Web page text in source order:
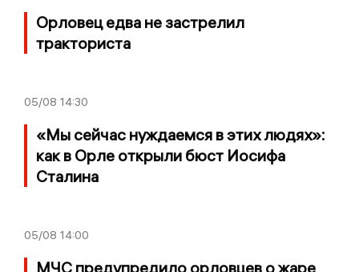
Орловец едва не застрелил
тракториста
05/08 14:30
«Мы сейчас нуждаемся в этих людях»:
как в Орле открыли бюст Иосифа
Сталина
05/08 14:00
МЧС предупредило орловцев о жаре